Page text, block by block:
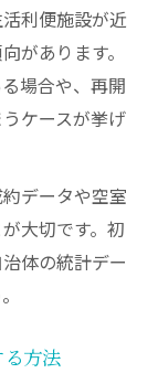
利便施設が近
があります。
場合や、再開
ケースが挙げ
データや空室
大切です。初
体の統計デー
る方法